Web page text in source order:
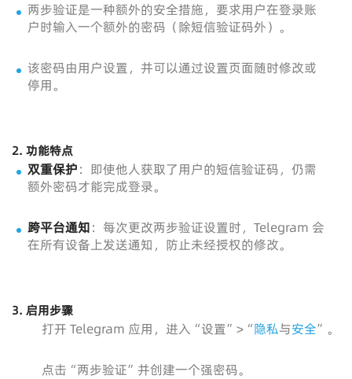
两步验证是一种额外的安全措施，要求用户在登录账
户时输入一个额外的密码（除短信验证码外）。
该密码由用户设置，并可以通过设置页面随时修改或
停用。
2. 功能特点
双重保护：即使他人获取了用户的短信验证码，仍需
额外密码才能完成登录。
跨平台通知：每次更改两步验证设置时，Telegram 会
在所有设备上发送通知，防止未经授权的修改。
3. 启用步骤
打开 Telegram 应用，进入“设置”>“隐私与安全”。
点击“两步验证”并创建一个强密码。